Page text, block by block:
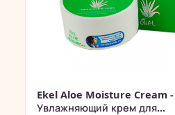
Ekel Aloe Moisture Cream -
Увлажняющий крем для...